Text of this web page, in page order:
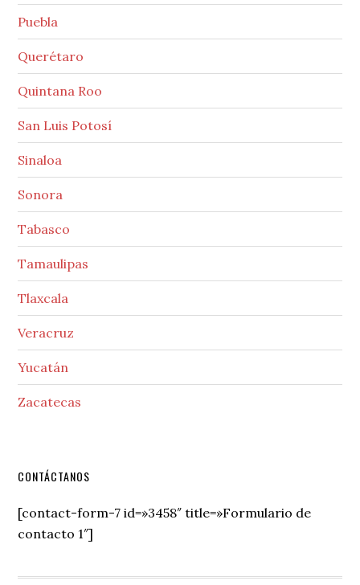
Puebla
Querétaro
Quintana Roo
San Luis Potosí
Sinaloa
Sonora
Tabasco
Tamaulipas
Tlaxcala
Veracruz
Yucatán
Zacatecas
Secondary
Sidebar
CONTÁCTANOS
[contact-form-7 id=»3458″ title=»Formulario de
contacto 1″]